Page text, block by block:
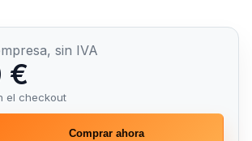
sin IVA
€
el checkout
Comprar ahora